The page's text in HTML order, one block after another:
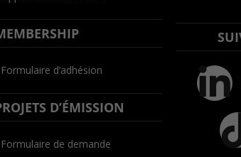
d’adhésion
D’ÉMISSION
de demande